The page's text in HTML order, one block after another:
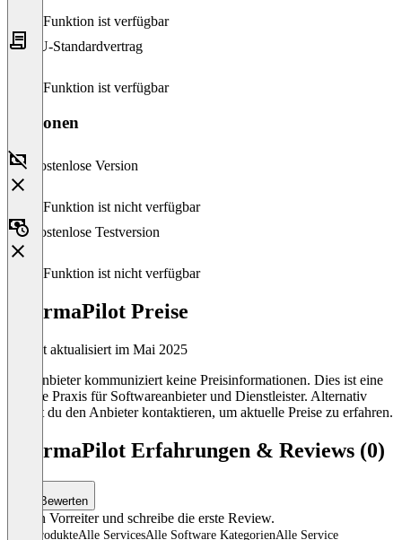
Diese Funktion ist verfügbar
EU-Standardvertrag
Diese Funktion ist verfügbar
Versionen
Kostenlose Version
Diese Funktion ist nicht verfügbar
Kostenlose Testversion
Diese Funktion ist nicht verfügbar
PharmaPilot Preise
Zuletzt aktualisiert im Mai 2025
Der Anbieter kommuniziert keine Preisinformationen. Dies ist eine
übliche Praxis für Softwareanbieter und Dienstleister. Alternativ
kannst du den Anbieter kontaktieren, um aktuelle Preise zu erfahren.
PharmaPilot Erfahrungen & Reviews (0)
Bewerten
Sei ein Vorreiter und schreibe die erste Review.
Alle ProdukteAlle ServicesAlle Software KategorienAlle Service